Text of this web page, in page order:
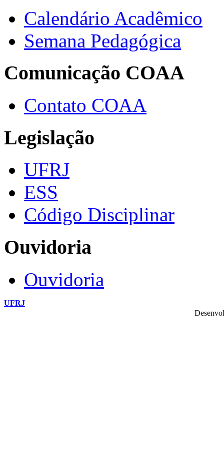
Calendário Acadêmico
Semana Pedagógica
Comunicação COAA
Contato COAA
Legislação
UFRJ
ESS
Código Disciplinar
Ouvidoria
Ouvidoria
UFRJ